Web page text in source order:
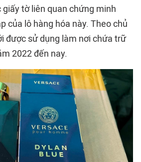
tờ liên quan chứng minh
của lô hàng hóa này. Theo chủ
được sử dụng làm nơi chứa trữ
2022 đến nay.